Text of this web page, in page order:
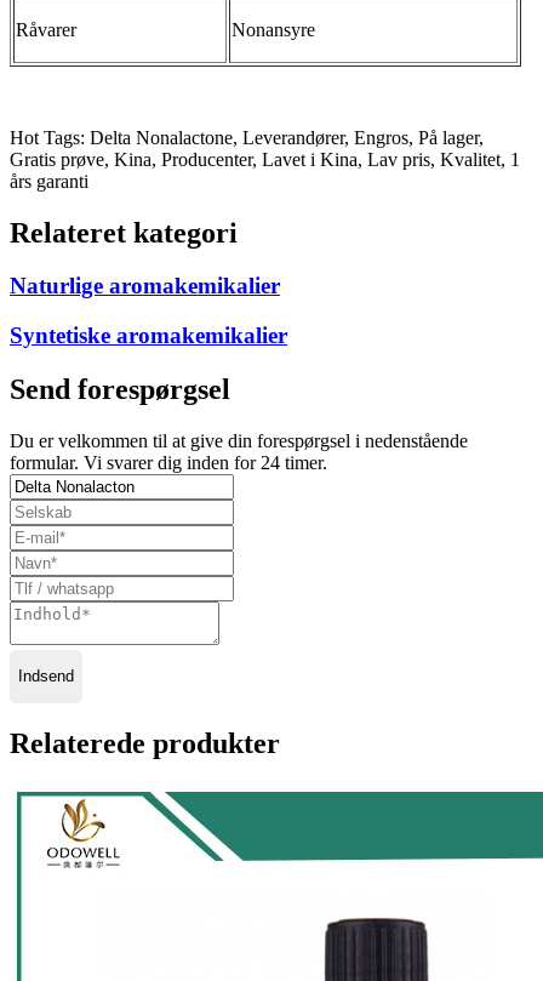
Råvarer Nonansyre
Hot Tags: Delta Nonalactone, Leverandører, Engros, På lager,
Gratis prøve, Kina, Producenter, Lavet i Kina, Lav pris, Kvalitet, 1
års garanti
Relateret kategori
Naturlige aromakemikalier
Syntetiske aromakemikalier
Send forespørgsel
Du er velkommen til at give din forespørgsel i nedenstående
formular. Vi svarer dig inden for 24 timer.
Indsend
Relaterede produkter